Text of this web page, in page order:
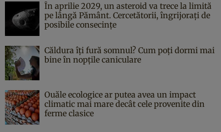
În aprilie 2029, un asteroid va trece la limită
pe lângă Pământ. Cercetătorii, îngrijorați de
posibile consecințe
Căldura îți fură somnul? Cum poți dormi mai
bine în nopțile caniculare
Ouăle ecologice ar putea avea un impact
climatic mai mare decât cele provenite din
ferme clasice